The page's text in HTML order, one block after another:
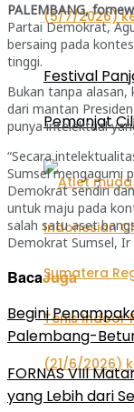
Festival
Pemanjat
PALEMBANG,
Partai Demokrat,
bersaing pada
tinggi.
Bukan tanpa
dari mantan
punya intelektual
“Secara
Sumsel mengagumi
Demokrat sendiri
untuk maju pada
salah satu aset
Demokrat Sumsel, Ir
BacaJuga
Begini
Palembang-
FORNAS VIII
yang Lebih dari